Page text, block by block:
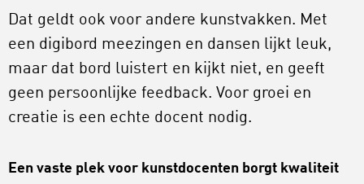
Dat geldt ook voor andere kunstvakken. Met
een digibord meezingen en dansen lijkt leuk,
maar dat bord luistert en kijkt niet, en geeft
geen persoonlijke feedback. Voor groei en
creatie is een echte docent nodig.
Een vaste plek voor kunstdocenten borgt kwaliteit